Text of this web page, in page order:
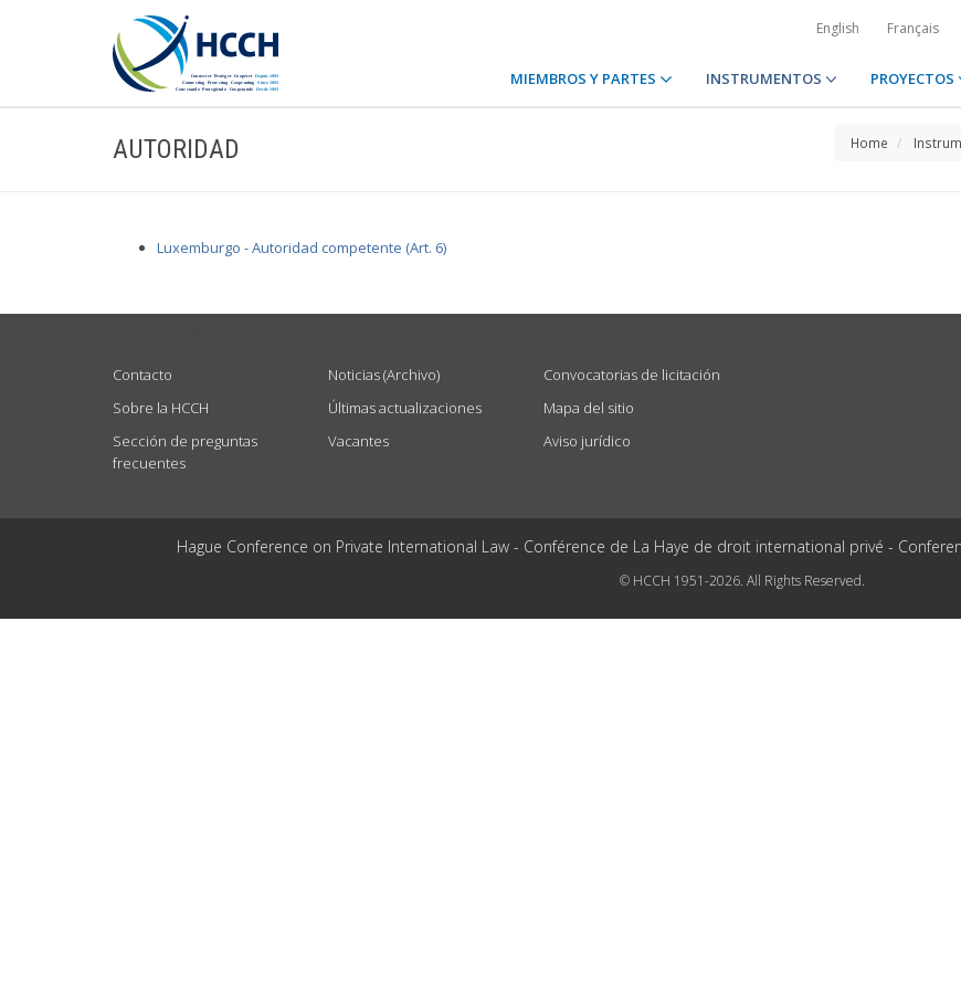
English Français
MIEMBROS Y PARTES INSTRUMENTOS PROYECTOS
AUTORIDAD Home
Luxemburgo - Autoridad competente (Art. 6)
Contacto
Sobre la HCCH
Sección de preguntas
frecuentes
Noticias (Archivo)
Últimas actualizaciones
Vacantes
Convocatorias de licitación
Mapa del sitio
Aviso jurídico
Hague Conference on Private International Law - Conférence de La Haye de droit international privé -
© HCCH 1951-2026. All Rights Reserved.